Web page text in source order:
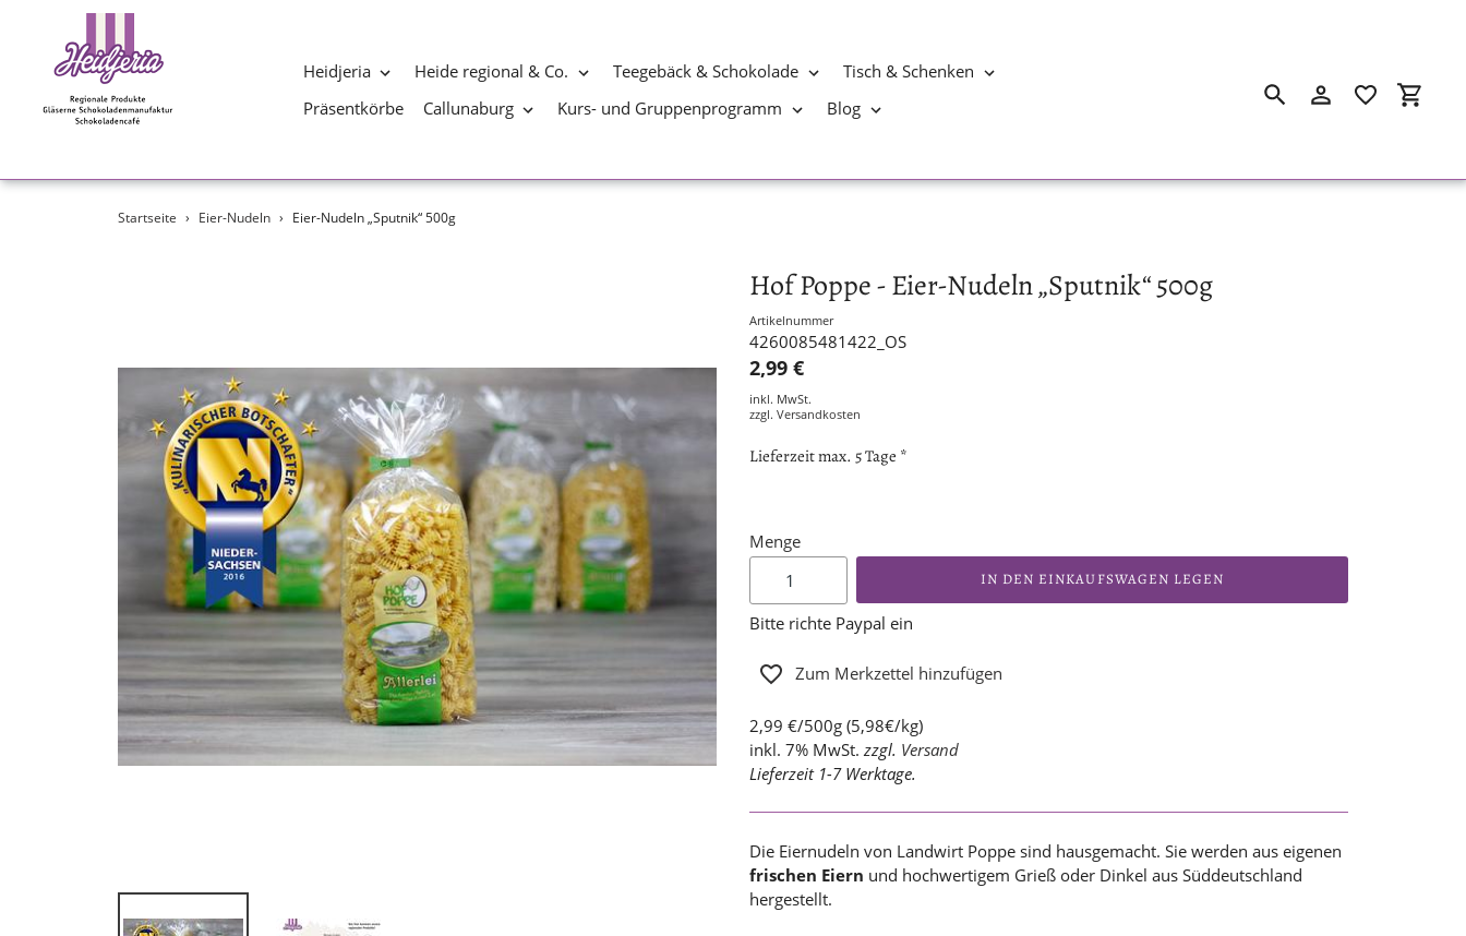
Heidjeria Heide regional & Co. Teegebäck & Schokolade
Tisch & Schenken
Präsentkörbe
Callunaburg Kurs- und Gruppenprogramm Blog SuchenEinloggen
Startseite › Eier-Nudeln › Eier-Nudeln „Sputnik“ 500g
Hof Poppe - Eier-Nudeln „Sputnik“ 500g
Artikelnummer
4260085481422_OS
2,99 €
inkl. MwSt.
zzgl. Versandkosten
Lieferzeit max. 5 Tage *
Menge
IN DEN EINKAUFSWAGEN LEGEN
Bitte richte Paypal ein
Zum Merkzettel hinzufügen
2,99 €/500g (5,98€/kg)
inkl. 7% MwSt. zzgl. Versand
Lieferzeit 1-7 Werktage.
Die Eiernudeln von Landwirt Poppe sind hausgemacht. Sie werden aus eigenen
frischen Eiern und hochwertigem Grieß oder Dinkel aus Süddeutschland
hergestellt.